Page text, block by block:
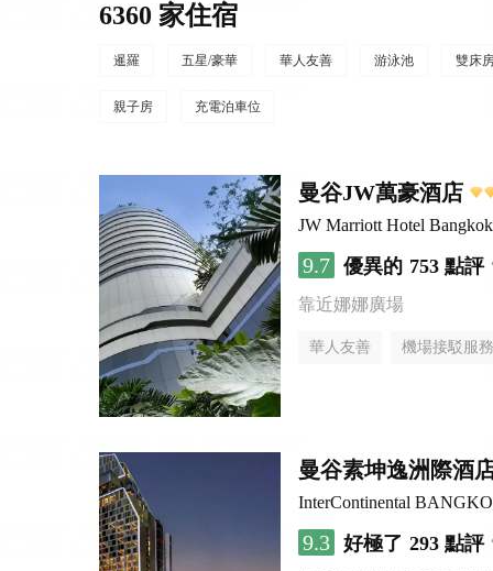
6360 家住宿
暹羅 五星/豪華 華人友善 游泳池 雙床
親子房 充電泊車位
曼谷JW萬豪酒店
JW Marriott Hotel Bangkok
9.7 優異的 753 點評
靠近娜娜廣場
華人友善 機場接駁服務
曼谷素坤逸洲際酒
InterContinental
9.3 好極了 293 點評